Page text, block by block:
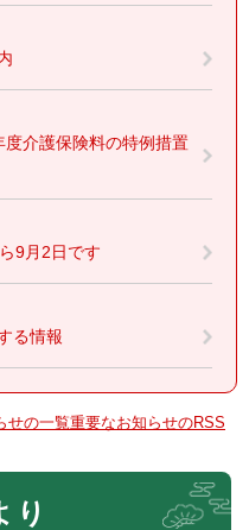
介護保険料の特例措置
9月2日です
る情報
せの一覧重要なお知らせのRSS
り